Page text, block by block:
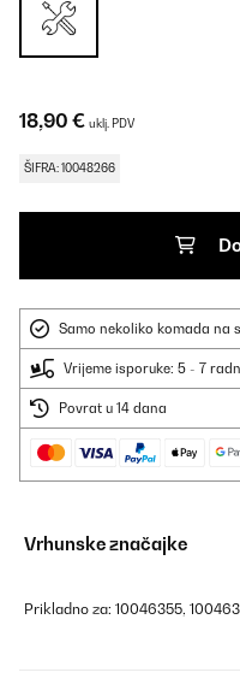
18,90 € uklj. PDV
ŠIFRA: 10048266
Samo nekoliko komada na
Vrijeme isporuke: 5 - 7
Povrat u 14 dana
Vrhunske značajke
Prikladno za: 10046355,